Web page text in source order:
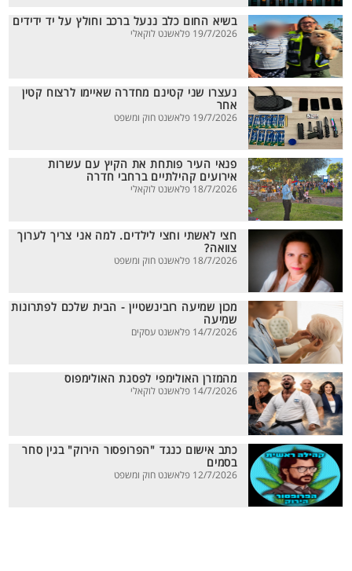
בשיא החום כלב ננעל ברכב וחולץ על יד ידידים
19/7/2026 פלאשנט לוקאלי
נעצרו שני קטינם מחדרה שאיימו לרצוח קטין
אחר
19/7/2026 פלאשנט חוק ומשפט
פנאי העיר פותחת את הקיץ עם עשרות
אירועים קהילתיים ברחבי חדרה
18/7/2026 פלאשנט לוקאלי
חצי לאשתי וחצי לילדים. למה אני צריך לערוך
צוואה?
18/7/2026 פלאשנט חוק ומשפט
מכון שמיעה רובינשטיין - הבית שלכם לפתרונות
שמיעה
14/7/2026 פלאשנט עסקים
מהמזרן האולימפי לפסגת האולימפוס
14/7/2026 פלאשנט לוקאלי
כתב אישום כנגד "הפרופסור הירוק" בגין סחר
בסמים
12/7/2026 פלאשנט חוק ומשפט